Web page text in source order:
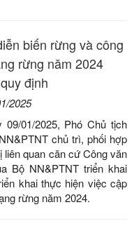
biến rừng và công
rừng năm 2024
định
2025
01/2025, Phó Chủ tịch
chủ trì, phối hợp
quan căn cứ Công văn
Bộ NN&PTNT triển khai
khai thực hiện việc cập
rừng năm 2024.